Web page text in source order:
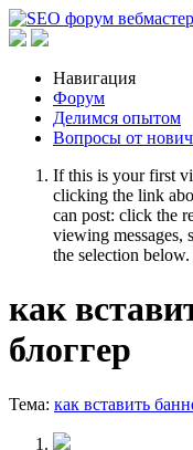
Навигация
Форум
Делимся опытом
Вопросы от
If this is your first
clicking the link
can post: click the
viewing messages,
the selection below.
как
блоггер
Тема: как вставить